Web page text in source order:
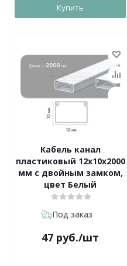
Купить
Кабель канал
пластиковый 12х10х2000
мм с двойным замком,
цвет Белый
Под заказ
47 руб./шт